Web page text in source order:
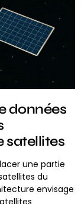
données
satellites
une partie
du
envisage